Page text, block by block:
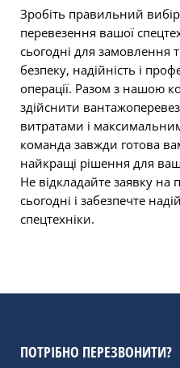
Зробіть правильний
перевезення вашої
сьогодні для замовлення
безпеку, надійність і
операції. Разом з нашою
здійснити
витратами і
команда завжди готова
найкращі рішення для
Не відкладайте заявку на
сьогодні і забезпечте
спецтехніки.
ПОТРІБНО ПЕРЕЗВОНИТИ?